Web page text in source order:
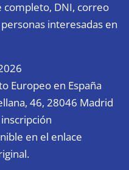
completo, DNI, correo
interesadas en
Europeo en España
46, 28046 Madrid
en el enlace